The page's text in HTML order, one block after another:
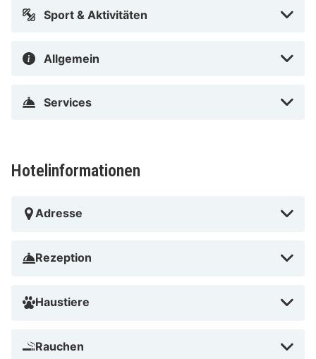
von Wiener Staatsoper und 2,6 km von Hofburg
In Wien (Margareten)
Sport & Aktivitäten
Allgemein
Services
Hotelinformationen
Adresse
Rezeption
Haustiere
Rauchen